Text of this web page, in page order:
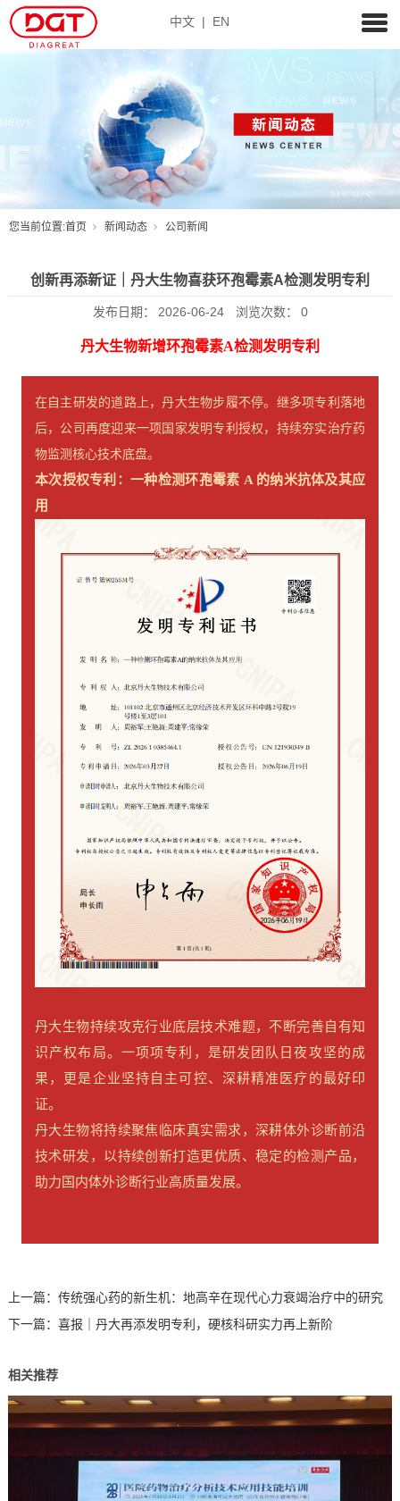
中文 | EN
您当前位置:首页 新闻动态 公司新闻
创新再添新证｜丹大生物喜获环孢霉素A检测发明专利
发布日期： 2026-06-24 浏览次数： 0
丹大生物新增环孢霉素A检测发明专利
在自主研发的道路上，丹大生物步履不停。继多项专利落地
后，公司再度迎来一项国家发明专利授权，持续夯实治疗药
物监测核心技术底盘。
本次授权专利：一种检测环孢霉素 A 的纳米抗体及其应
用
丹大生物持续攻克行业底层技术难题，不断完善自有知
识产权布局。一项项专利，是研发团队日夜攻坚的成
果，更是企业坚持自主可控、深耕精准医疗的最好印
证。
丹大生物将持续聚焦临床真实需求，深耕体外诊断前沿
技术研发，以持续创新打造更优质、稳定的检测产品，
助力国内体外诊断行业高质量发展。
上一篇： 传统强心药的新生机：地高辛在现代心力衰竭治疗中的研究
下一篇： 喜报｜丹大再添发明专利，硬核科研实力再上新阶
相关推荐